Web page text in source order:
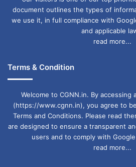
document outlines the types of
we use it, in full compliance with
and applicable
read more...
Terms & Condition
Welcome to CGNN.in. By
(https://www.cgnn.in), you agree to
Terms and Conditions. Please read
are designed to ensure a transparent
users and to comply with
read more...